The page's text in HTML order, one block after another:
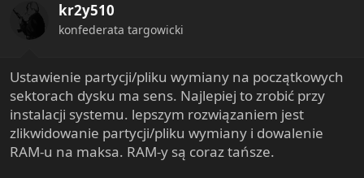
kr2y510
konfederata targowicki
Ustawienie partycji/pliku wymiany na początkowych
sektorach dysku ma sens. Najlepiej to zrobić przy
instalacji systemu. lepszym rozwiązaniem jest
zlikwidowanie partycji/pliku wymiany i dowalenie
RAM-u na maksa. RAM-y są coraz tańsze.